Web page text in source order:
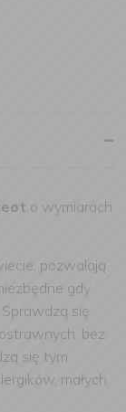
o wymiarach
pozwalają
gdy
się
bez
się tym
małych